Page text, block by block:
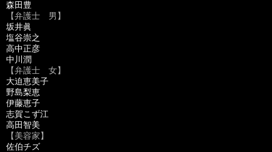
森田豊
【弁護士 男】
坂井眞
塩谷崇之
高中正彦
中川潤
【弁護士 女】
大迫恵美子
野島梨恵
伊藤恵子
志賀こず江
高田智美
【美容家】
佐伯チズ